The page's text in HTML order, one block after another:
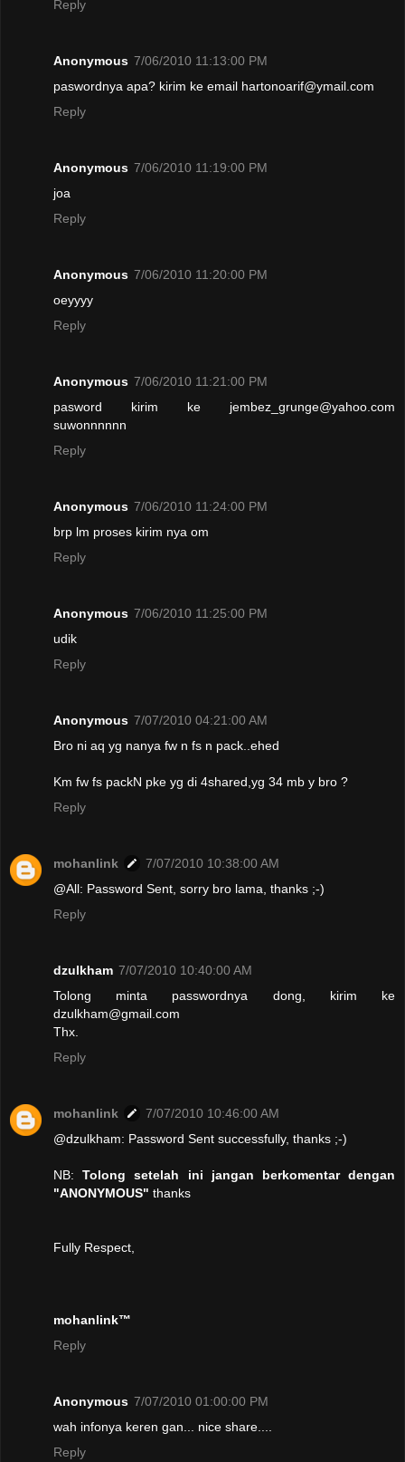
Reply
Anonymous 7/06/2010 11:13:00 PM
paswordnya apa? kirim ke email hartonoarif@ymail.com
Reply
Anonymous 7/06/2010 11:19:00 PM
joa
Reply
Anonymous 7/06/2010 11:20:00 PM
oeyyyy
Reply
Anonymous 7/06/2010 11:21:00 PM
pasword kirim ke jembez_grunge@yahoo.com
suwonnnnnn
Reply
Anonymous 7/06/2010 11:24:00 PM
brp lm proses kirim nya om
Reply
Anonymous 7/06/2010 11:25:00 PM
udik
Reply
Anonymous 7/07/2010 04:21:00 AM
Bro ni aq yg nanya fw n fs n pack..ehed
Km fw fs packN pke yg di 4shared,yg 34 mb y bro ?
Reply
mohanlink
7/07/2010 10:38:00 AM
@All: Password Sent, sorry bro lama, thanks ;-)
Reply
dzulkham 7/07/2010 10:40:00 AM
Tolong minta passwordnya dong, kirim ke
dzulkham@gmail.com
Thx.
Reply
mohanlink
7/07/2010 10:46:00 AM
@dzulkham: Password Sent successfully, thanks ;-)
NB:Tolong setelah ini jangan berkomentar dengan
"ANONYMOUS" thanks
Fully Respect,
mohanlink™
Reply
Anonymous 7/07/2010 01:00:00 PM
wah infonya keren gan... nice share....
Reply